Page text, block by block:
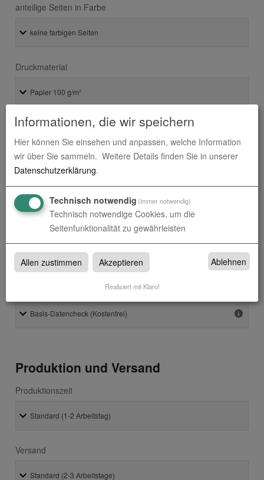
anteilige Seiten in Farbe
Druckmaterial
Druck der Arbeit
CD/DVD-Tasche
Druckdaten überprüfen
Produktion und Versand
Produktionszeit
Versand
Informationen, die wir speichern
Hier können Sie einsehen und anpassen, welche Information
wir über Sie sammeln. Weitere Details finden Sie in unserer
Datenschutzerklärung.
Technisch notwendig (immer notwendig)
Technisch notwendige Cookies, um die
Seitenfunktionalität zu gewährleisten
Allen zustimmen Akzeptieren Ablehnen
Realisiert mit Klaro!